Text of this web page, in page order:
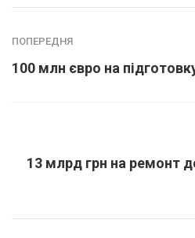
ПОПЕРЕДНЯ
100 млн євро на
13 млрд грн на ремонт